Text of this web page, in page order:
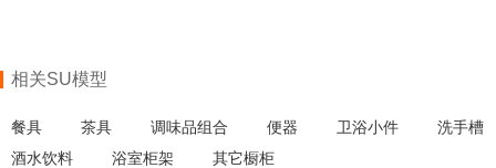
相关SU模型
餐具 茶具 调味品组合 便器 卫浴小件
洗手槽
酒水饮料
浴室柜架 其它橱柜